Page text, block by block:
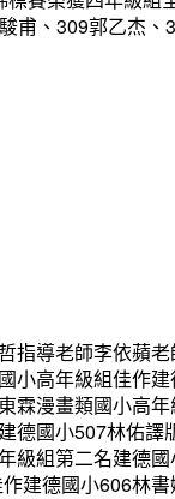
甫、309郭乙杰
指導老師李依蘋
小高年級組佳作
霖漫畫類國小高
德國小507林佑
級組第二名建德
建德國小606林